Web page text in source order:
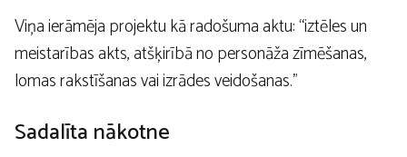
Viņa ierāmēja projektu kā radošuma aktu: “iztēles un
meistarības akts, atšķirībā no personāža zīmēšanas,
lomas rakstīšanas vai izrādes veidošanas.”
Sadalīta nākotne